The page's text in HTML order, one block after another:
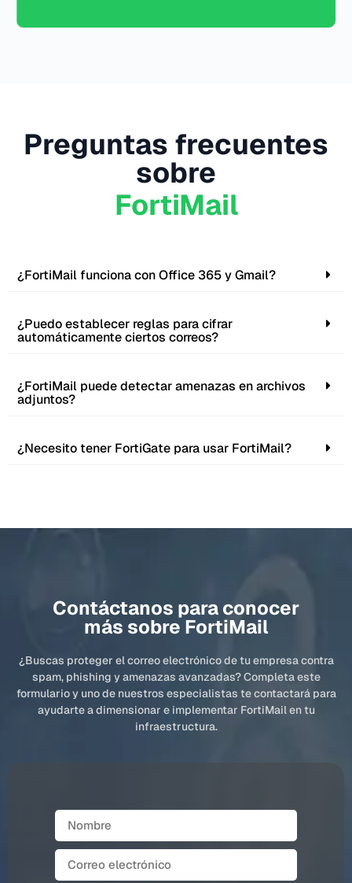
Preguntas frecuentes
sobre
FortiMail
¿FortiMail funciona con Office 365 y Gmail?
¿Puedo establecer reglas para cifrar
automáticamente ciertos correos?
¿FortiMail puede detectar amenazas en archivos
adjuntos?
¿Necesito tener FortiGate para usar FortiMail?
Contáctanos para conocer
más sobre FortiMail
¿Buscas proteger el correo electrónico de tu empresa contra
spam, phishing y amenazas avanzadas? Completa este
formulario y uno de nuestros especialistas te contactará para
ayudarte a dimensionar e implementar FortiMail en tu
infraestructura.